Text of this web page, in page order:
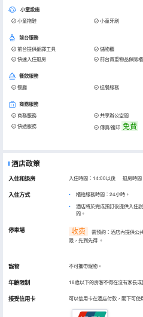
小童設施
小童拖鞋 小童牙刷
前台服務
前台提供翻譯工具 儲物櫃
快速入住退房
前台貴重物品保險櫃
餐飲服務
餐廳 送餐服務
商務服務
商務服務 共享辦公空間
快遞服務 傳真/複印 免費
酒店政策
入住和退房 入住時間：14:00以後 退房時間
入住方式
櫃枱服務時間：24小時。
酒店將於完成預訂後提供入住
問。
停車場 收费 需預約：酒店內提供公
限，先到先得 。
寵物 不可攜帶寵物。
年齡限制 18歲以下的房客不得在沒有家長
接受信用卡 可以信用卡在酒店付款，閣下可使